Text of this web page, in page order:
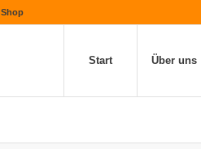
Shop
Start Über uns